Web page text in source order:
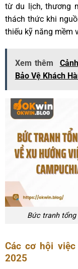
từ du lịch, thương
thách thức khi
thiếu kỹ năng mềm
Xem thêm
Bảo Vệ Khách
Bức tranh tổng
Các cơ hội
2025